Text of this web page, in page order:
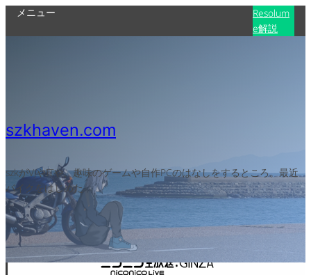
メニュー
Resolum
e解説
szkhaven.com
szkがVJやITや、趣味のゲームや自作PCのはなしをするところ。最近
バイクをはじめた